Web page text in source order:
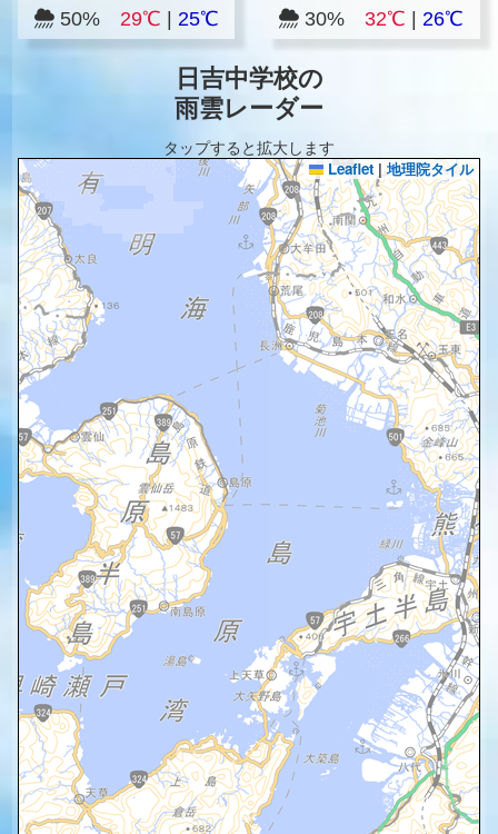
50% 29℃ 25℃ 30%32℃ |26℃
日吉中学校の
雨雲レーダー
タップすると拡大します
Leaflet | 地理院タイル